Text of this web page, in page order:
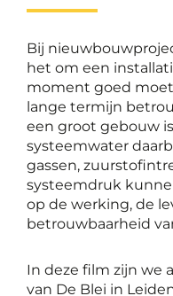
Bij
het om een
moment goed
lange termijn
een groot gebouw
systeemwater
gassen,
systeemdruk
op de werking, de
betrouwbaarheid
In deze film zijn we
van De Blei in